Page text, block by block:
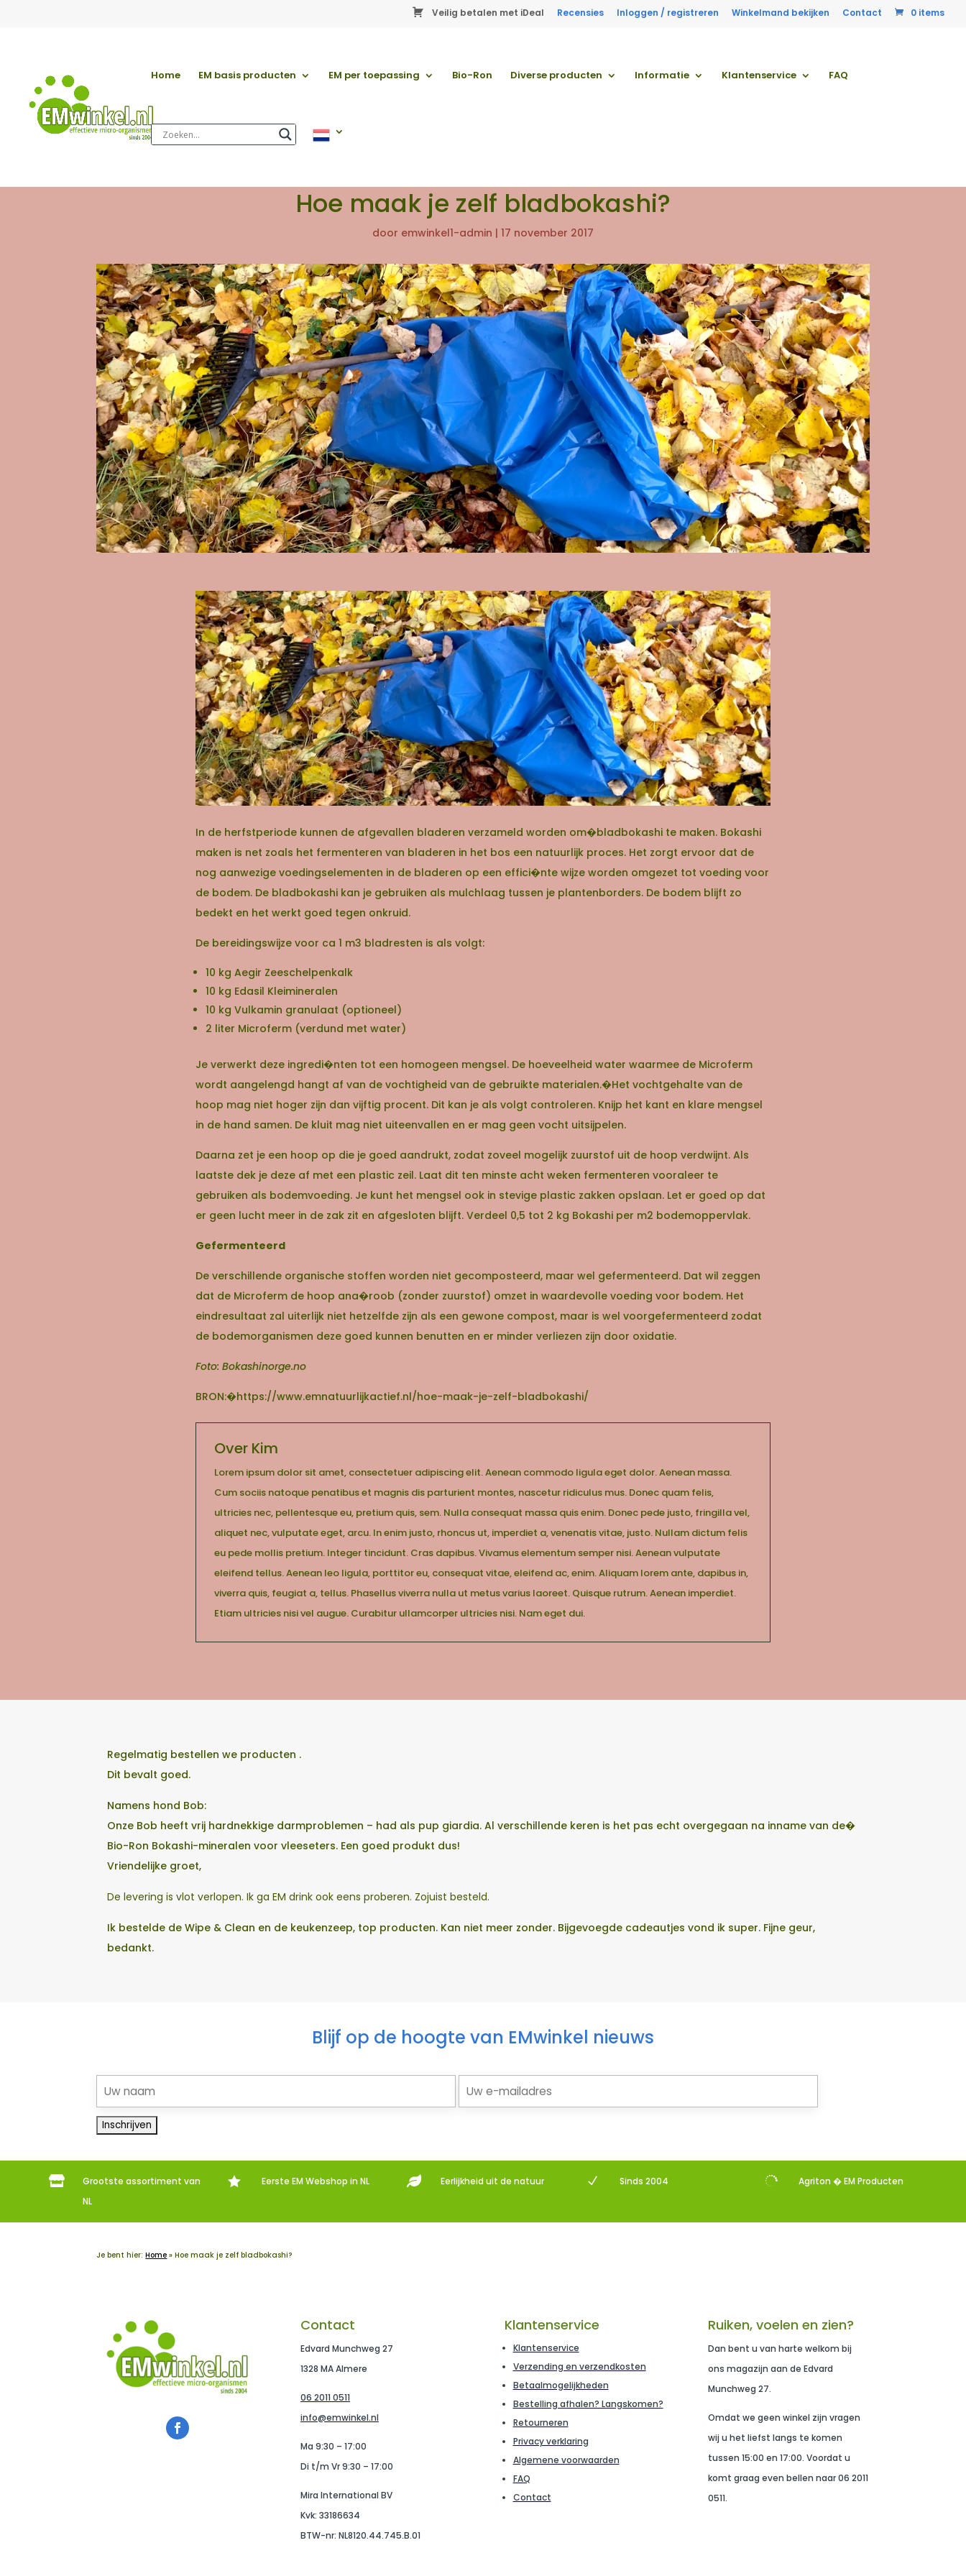
Veilig betalen met iDeal Recensies Inloggen / registreren Winkelmand bekijken Contact 0 items
Home EM basis producten EM per toepassing Bio-Ron Diverse producten Informatie Klantenservice FAQ
Hoe maak je zelf bladbokashi?
door emwinkel1-admin | 17 november 2017
In de herfstperiode kunnen de afgevallen bladeren verzameld worden om�bladbokashi te maken. Bokashi
maken is net zoals het fermenteren van bladeren in het bos een natuurlijk proces. Het zorgt ervoor dat de
nog aanwezige voedingselementen in de bladeren op een effici�nte wijze worden omgezet tot voeding voor
de bodem. De bladbokashi kan je gebruiken als mulchlaag tussen je plantenborders. De bodem blijft zo
bedekt en het werkt goed tegen onkruid.
De bereidingswijze voor ca 1 m3 bladresten is als volgt:
10 kg Aegir Zeeschelpenkalk
10 kg Edasil Kleimineralen
10 kg Vulkamin granulaat (optioneel)
2 liter Microferm (verdund met water)
Je verwerkt deze ingredi�nten tot een homogeen mengsel. De hoeveelheid water waarmee de Microferm
wordt aangelengd hangt af van de vochtigheid van de gebruikte materialen.�Het vochtgehalte van de
hoop mag niet hoger zijn dan vijftig procent. Dit kan je als volgt controleren. Knijp het kant en klare mengsel
in de hand samen. De kluit mag niet uiteenvallen en er mag geen vocht uitsijpelen.
Daarna zet je een hoop op die je goed aandrukt, zodat zoveel mogelijk zuurstof uit de hoop verdwijnt. Als
laatste dek je deze af met een plastic zeil. Laat dit ten minste acht weken fermenteren vooraleer te
gebruiken als bodemvoeding. Je kunt het mengsel ook in stevige plastic zakken opslaan. Let er goed op dat
er geen lucht meer in de zak zit en afgesloten blijft. Verdeel 0,5 tot 2 kg Bokashi per m2 bodemoppervlak.
Gefermenteerd
De verschillende organische stoffen worden niet gecomposteerd, maar wel gefermenteerd. Dat wil zeggen
dat de Microferm de hoop ana�roob (zonder zuurstof) omzet in waardevolle voeding voor bodem. Het
eindresultaat zal uiterlijk niet hetzelfde zijn als een gewone compost, maar is wel voorgefermenteerd zodat
de bodemorganismen deze goed kunnen benutten en er minder verliezen zijn door oxidatie.
Foto: Bokashinorge.no
BRON:�https://www.emnatuurlijkactief.nl/hoe-maak-je-zelf-bladbokashi/
Over Kim
Lorem ipsum dolor sit amet, consectetuer adipiscing elit. Aenean commodo ligula eget dolor. Aenean massa.
Cum sociis natoque penatibus et magnis dis parturient montes, nascetur ridiculus mus. Donec quam felis,
ultricies nec, pellentesque eu, pretium quis, sem. Nulla consequat massa quis enim. Donec pede justo, fringilla vel,
aliquet nec, vulputate eget, arcu. In enim justo, rhoncus ut, imperdiet a, venenatis vitae, justo. Nullam dictum felis
eu pede mollis pretium. Integer tincidunt. Cras dapibus. Vivamus elementum semper nisi. Aenean vulputate
eleifend tellus. Aenean leo ligula, porttitor eu, consequat vitae, eleifend ac, enim. Aliquam lorem ante, dapibus in,
viverra quis, feugiat a, tellus. Phasellus viverra nulla ut metus varius laoreet. Quisque rutrum. Aenean imperdiet.
Etiam ultricies nisi vel augue. Curabitur ullamcorper ultricies nisi. Nam eget dui.
Regelmatig bestellen we producten .
Dit bevalt goed.
Namens hond Bob:
Onze Bob heeft vrij hardnekkige darmproblemen – had als pup giardia. Al verschillende keren is het pas echt overgegaan na inname van de�
Bio-Ron Bokashi-mineralen voor vleeseters. Een goed produkt dus!
Vriendelijke groet,
De levering is vlot verlopen. Ik ga EM drink ook eens proberen. Zojuist besteld.
Ik bestelde de Wipe & Clean en de keukenzeep, top producten. Kan niet meer zonder. Bijgevoegde cadeautjes vond ik super. Fijne geur,
bedankt.
Blijf op de hoogte van EMwinkel nieuws

Grootste assortiment van
NL
 Eerste EM Webshop in NL  Eerlijkheid uit de natuur N Sinds 2004  Agriton � EM Producten
Je bent hier:Home »Hoe maak je zelf bladbokashi?
Contact
Edvard Munchweg 27
1328 MA Almere
06 2011 0511
info@emwinkel.nl
Ma 9:30 – 17:00
Di t/m Vr 9:30 – 17:00
Mira International BV
Kvk: 33186634
BTW-nr: NL8120.44.745.B.01
Klantenservice
Klantenservice
Verzending en verzendkosten
Betaalmogelijkheden
Bestelling afhalen? Langskomen?
Retourneren
Privacy verklaring
Algemene voorwaarden
FAQ
Contact
Ruiken, voelen en zien?
Dan bent u van harte welkom bij
ons magazijn aan de Edvard
Munchweg 27.
Omdat we geen winkel zijn vragen
wij u het liefst langs te komen
tussen 15:00 en 17:00. Voordat u
komt graag even bellen naar 06 2011
0511.